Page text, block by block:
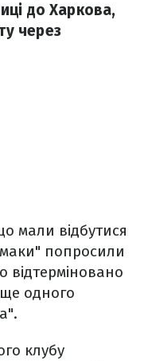
до Харкова,
через
мали відбутися
попросили
відтерміновано
одного
клубу